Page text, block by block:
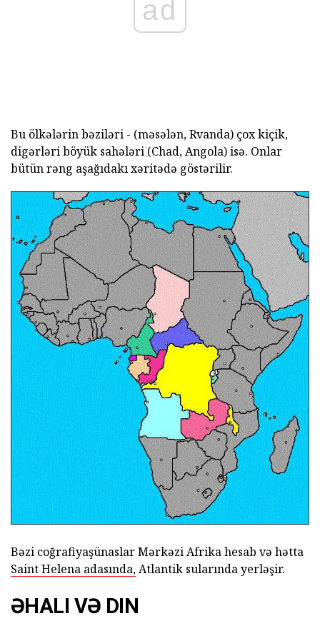
ad
Bu ölkələrin bəziləri - (məsələn, Rvanda) çox kiçik,
digərləri böyük sahələri (Chad, Angola) isə. Onlar
bütün rəng aşağıdakı xəritədə göstərilir.
Bəzi coğrafiyaşünaslar Mərkəzi Afrika hesab və hətta
Saint Helena adasında,Atlantik sularında yerləşir.
ƏHALI VƏ DIN